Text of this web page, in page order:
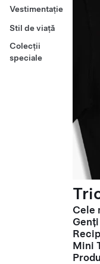
Vestimentație
Stil de viață
Colecții
speciale
Cele
Genți
Mini